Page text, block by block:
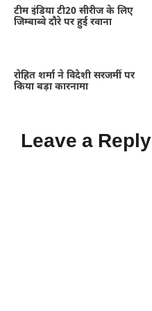
टीम इंडिया टी20 सीरीज के लिए
जिम्बाब्वे दौरे पर हुई रवाना
रोहित शर्मा ने विदेशी सरजमीं पर
किया बड़ा कारनामा
Leave a Reply